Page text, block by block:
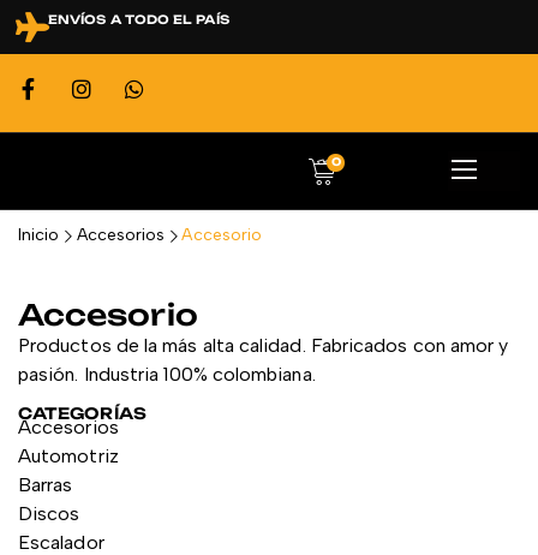
ENVÍOS A TODO EL PAÍS
0
Inicio Accesorios Accesorio
CATEGORÍAS
Accesorios
Automotriz
Barras
Discos
Escalador
Accesorio
Productos de la más alta calidad. Fabricados con amor y
pasión. Industria 100% colombiana.